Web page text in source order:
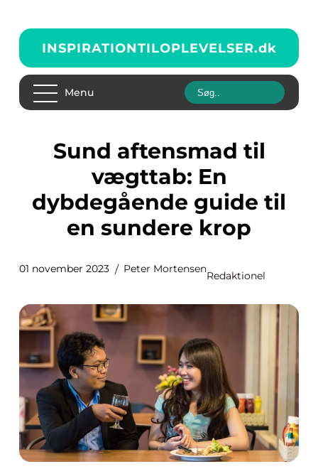
INSPIRATIONTILOPLEVELSER.dk
Menu
Sund aftensmad til
vægttab: En
dybdegående guide til
en sundere krop
01 november 2023 Peter Mortensen
Redaktionel